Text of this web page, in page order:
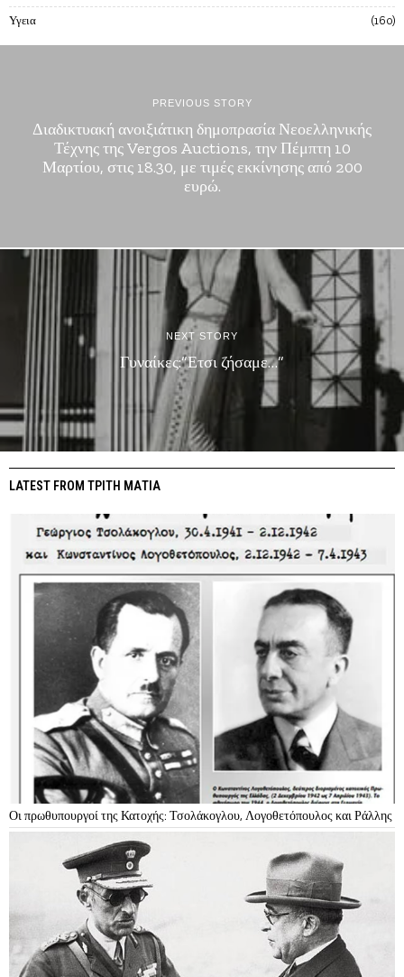
Υγεια 160
PREVIOUS STORY
Διαδικτυακή ανοιξιάτικη δημοπρασία Νεοελληνικής
Τέχνης της Vergos Auctions, την Πέμπτη 10
Μαρτίου, στις 18.30, με τιμές εκκίνησης από 200
ευρώ.
NEXT STORY
Γυναίκες:”Ετσι ζήσαμε…”
LATEST FROM ΤΡΙΤΗ ΜΑΤΙΑ
Οι πρωθυπουργοί της Κατοχής: Τσολάκογλου, Λογοθετόπουλος και Ράλλης